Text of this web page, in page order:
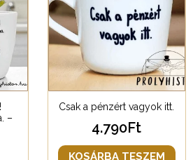
–
Csak a pénzért vagyok itt.
4.790Ft
KOSÁRBA TESZEM